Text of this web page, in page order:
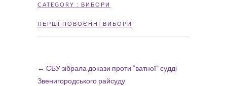
CATEGORY : ВИБОРИ
ПЕРШІ ПОВОЄННІ ВИБОРИ
← СБУ зібрала докази проти “ватної” судді
Звенигородського райсуду